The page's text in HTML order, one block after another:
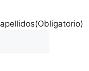
(Obligatorio)